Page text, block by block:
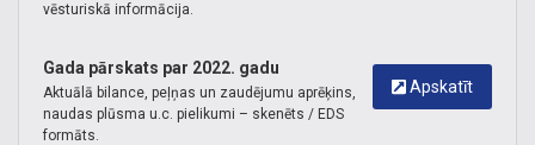
vēsturiskā informācija.
Apskatīt
Gada pārskats par 2022. gadu
Aktuālā bilance, peļņas un zaudējumu aprēķins,
naudas plūsma u.c. pielikumi – skenēts / EDS
formāts.